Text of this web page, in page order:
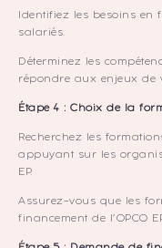
Identifiez les besoins en
salariés.
Déterminez les
répondre aux enjeux de
Étape 4 : Choix de la
Recherchez les
appuyant sur les
EP.
Assurez-vous que les
financement de l’OPCO